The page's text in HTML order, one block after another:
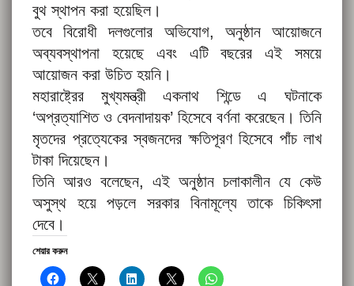
বুথ স্থাপন করা হয়েছিল।
তবে বিরোধী দলগুলোর অভিযোগ, অনুষ্ঠান আয়োজনে
অব্যবস্থাপনা হয়েছে এবং এটি বছরের এই সময়ে
আয়োজন করা উচিত হয়নি।
মহারাষ্ট্রের মুখ্যমন্ত্রী একনাথ শিন্ডে এ ঘটনাকে
‘অপ্রত্যাশিত ও বেদনাদায়ক’ হিসেবে বর্ণনা করেছেন। তিনি
মৃতদের প্রত্যেকের স্বজনদের ক্ষতিপূরণ হিসেবে পাঁচ লাখ
টাকা দিয়েছেন।
তিনি আরও বলেছেন, এই অনুষ্ঠান চলাকালীন যে কেউ
অসুস্থ হয়ে পড়লে সরকার বিনামূল্যে তাকে চিকিৎসা
দেবে।
শেয়ার করুন